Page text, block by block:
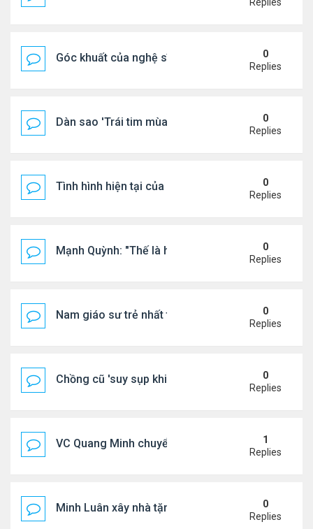
Góc khuất của nghệ sĩ Hoài Tâm
0
Replies
Dàn sao 'Trái tim mùa thu' sau 26 năm
0
Replies
Tình hình hiện tại của Quang Lê
0
Replies
Mạnh Quỳnh: "Thế là hết"
0
Replies
Nam giáo sư trẻ nhất thế giới ở tuổi 18
0
Replies
Chồng cũ 'suy sụp khi biết tin Nicole Kidman có
0
Replies
VC Quang Minh chuyển về tổ ấm
1
Replies
Minh Luân xây nhà tặng cha mẹ
0
Replies